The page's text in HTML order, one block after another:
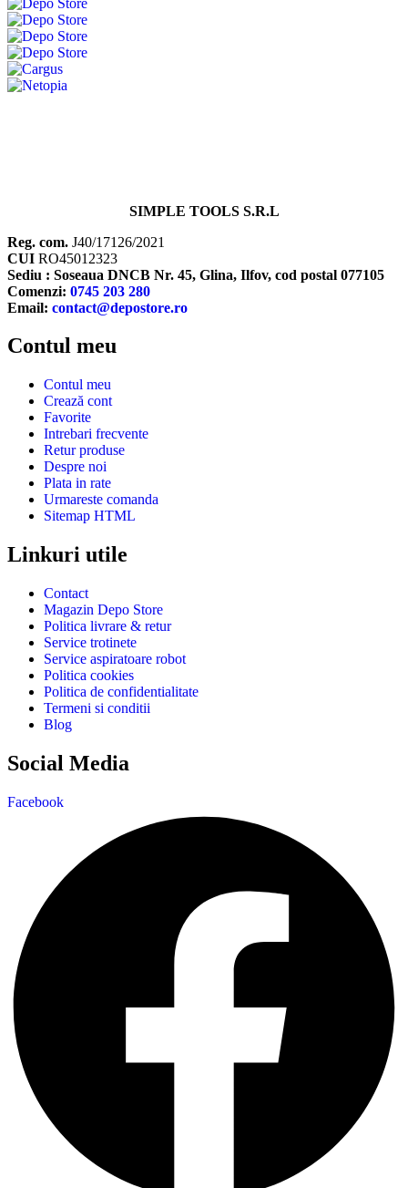
SIMPLE TOOLS S.R.L
Reg. com. J40/17126/2021
CUI RO45012323
Sediu : Soseaua DNCB Nr. 45, Glina, Ilfov, cod postal 077105
Comenzi: 0745 203 280
Email: contact@depostore.ro
Contul meu
Contul meu
Crează cont
Favorite
Intrebari frecvente
Retur produse
Despre noi
Plata in rate
Urmareste comanda
Sitemap HTML
Linkuri utile
Contact
Magazin Depo Store
Politica livrare & retur
Service trotinete
Service aspiratoare robot
Politica cookies
Politica de confidentialitate
Termeni si conditii
Blog
Social Media
Facebook